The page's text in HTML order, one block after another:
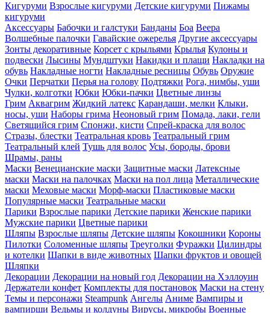
Кигуруми Взрослые кигуруми Детские кигуруми Пижамы
кигуруми
Аксессуары Бабочки и галстуки Банданы Боа Веера
Волшебные палочки Гавайские ожерелья Другие аксессуары
Зонты декоративные Корсет с крыльями Крылья Кулоны и
подвески Лысины Мундштуки Накидки и плащи Накладки на
обувь Накладные ногти Накладные ресницы Обувь Оружие
Очки Перчатки Перья на голову Подтяжки Рога, нимбы, уши
Чулки, колготки Юбки Юбки-пачки Цветные линзы
Грим Аквагрим Жидкий латекс Карандаши, мелки Клыки,
носы, уши Наборы грима Неоновый грим Помада, лаки, гели
Светящийся грим Спонжи, кисти Спрей-краска для волос
Стразы, блестки Театральная кровь Театральный грим
Театральный клей Тушь для волос Усы, бороды, брови
Шрамы, раны
Маски Венецианские маски Защитные маски Латексные
маски Маски на палочках Маски на пол лица Металлические
маски Меховые маски Морф-маски Пластиковые маски
Популярные маски Театральные маски
Парики Взрослые парики Детские парики Женские парики
Мужские парики Цветные парики
Шляпы Взрослые шляпы Детские шляпы Кокошники Короны
Пилотки Соломенные шляпы Треуголки Фуражки Цилиндры
и котелки Шапки в виде животных Шапки фруктов и овощей
Шляпки
Декорации Декорации на новый год Декорации на Хэллоуин
Держатели конфет Комплекты для постановок Маски на стену
Темы и персонажи Steampunk Ангелы Аниме Вампиры и
вампирши Ведьмы и колдуны Вирусы, микробы Военные